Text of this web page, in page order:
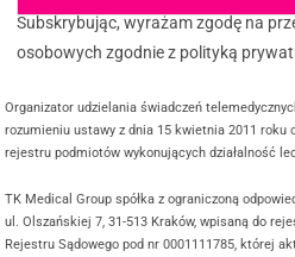
Subskrybując, wyrażam zgodę na
osobowych zgodnie z polityką
Organizator udzielania świadczeń
rozumieniu ustawy z dnia 15 kwietnia 2011 roku
rejestru podmiotów wykonujących działalność
TK Medical Group spółka z ograniczoną
ul. Olszańskiej 7, 31-513 Kraków, wpisaną do
Rejestru Sądowego pod nr 0001111785, której